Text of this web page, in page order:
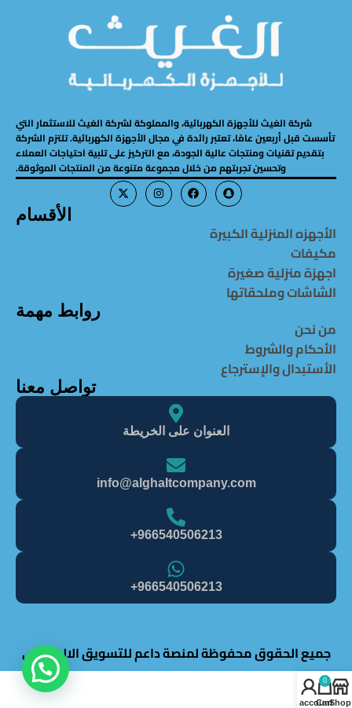
شركة الغيث للأجهزة الكهربائية، والمملوكة لشركة الغيث للاستثمار التي
تأسست قبل أربعين عامًا، تعتبر رائدة في مجال الأجهزة الكهربائية. تلتزم الشركة
بتقديم تقنيات ومنتجات عالية الجودة، مع التركيز على تلبية احتياجات العملاء
وتحسين تجربتهم من خلال مجموعة متنوعة من المنتجات الموثوقة.
الأقسام
الأجهزه المنزلية الكبيرة
مكيفات
اجهزة منزلية صغيرة
الشاشات وملحقاتها
روابط مهمة
من نحن
الأحكام والشروط
الأستبدال والإسترجاع
تواصل معنا
العنوان على الخريطة
info@alghaItcompany.com
966540506213+
966540506213+
جميع الحقوق محفوظة لمنصة داعم للتسويق الالكتروني
Shop
0
Cart
My account